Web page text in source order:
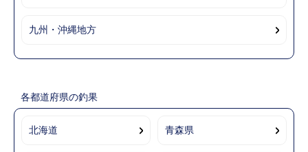
九州・沖縄地方
各都道府県の釣果
北海道 青森県